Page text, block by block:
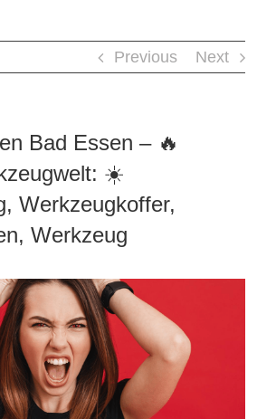
Previous Next
Bad Essen – 🔥
☀️
Werkzeugkoffer,
Werkzeug